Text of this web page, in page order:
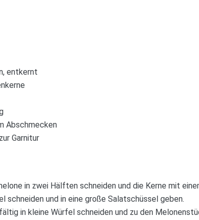
entkernt
Abschmecken
Garnitur
in zwei Hälften schneiden und die Kerne mit
schneiden und in eine große Salatschüssel geben.
in kleine Würfel schneiden und zu den